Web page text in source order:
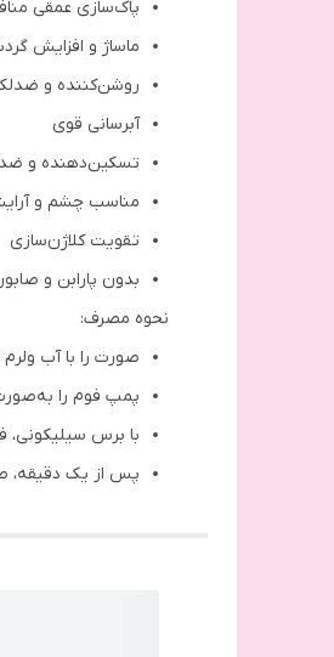
پاک‌سازی عمقی
ماساژ و افزایش
روشن‌کننده و
آبرسانی قوی
تسکین‌دهنده و
مناسب چشم و
تقویت کلاژن‌سازی
بدون پارابن و
نحوه مصرف:
صورت را با آب
پمپ فوم را
با برس
پس از یک دقیقه،